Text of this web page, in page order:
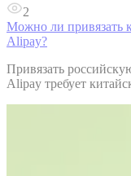
2
Можно ли привязать
Alipay?
Привязать
Alipay требует